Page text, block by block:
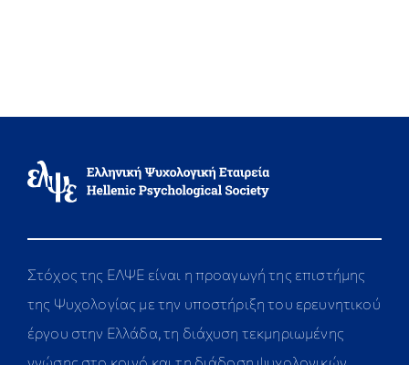
Στόχος της ΕΛΨΕ είναι η προαγωγή της επιστήμης
της Ψυχολογίας με την υποστήριξη του ερευνητικού
έργου στην Ελλάδα, τη διάχυση τεκμηριωμένης